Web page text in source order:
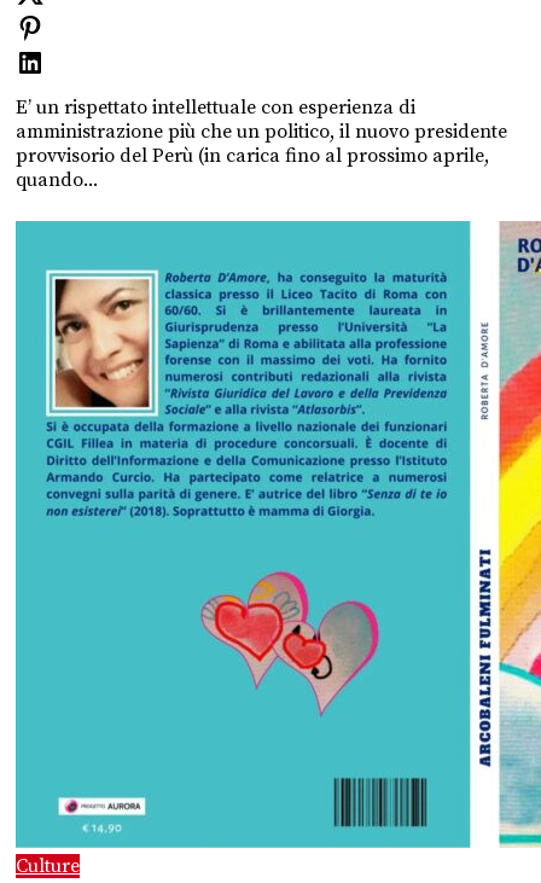
E’ un rispettato intellettuale con esperienza di
amministrazione più che un politico, il nuovo presidente
provvisorio del Perù (in carica fino al prossimo aprile,
quando...
Culture